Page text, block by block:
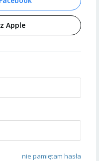
Apple
nie pamiętam hasła